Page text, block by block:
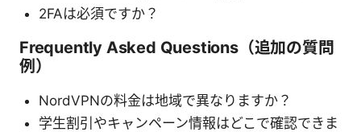
2FAは必須ですか？
Frequently Asked Questions（追加の質問
例）
NordVPNの料金は地域で異なりますか？
学生割引やキャンペーン情報はどこで確認できま